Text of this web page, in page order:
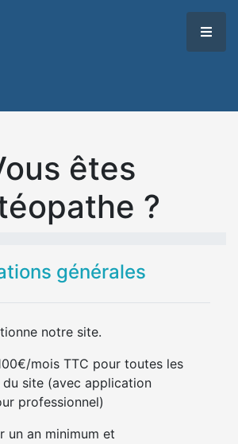
êtes
?
générales
notre site.
mois TTC pour toutes les
site (avec application
professionnel)
un an minimum et